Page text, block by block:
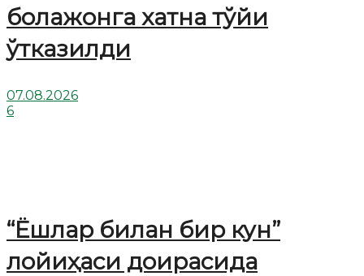
болажонга хатна тўйи
ўтказилди
07.08.2026
6
“Ёшлар билан бир кун”
лойиҳаси доирасида